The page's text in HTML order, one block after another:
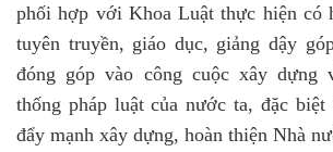
phối hợp với KhoaLuật thực hiện có
tuyên truyền, giáo dục, giảng dậy
đóng góp vào công cuộc xây dựng
thống pháp luật của nước ta, đặc
đẩy mạnh xây dựng, hoàn thiện Nhà